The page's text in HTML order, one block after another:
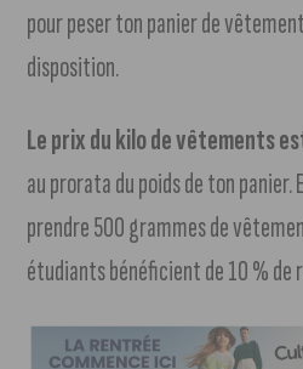
pour peser ton panier de
disposition.
Le prix du kilo de vêtements
au prorata du poids de ton panier.
prendre 500 grammes de
étudiants bénéficient de 10 % de